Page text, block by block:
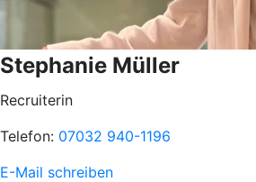
Stephanie Müller
Recruiterin
Telefon: 07032 940-1196
E-Mail schreiben